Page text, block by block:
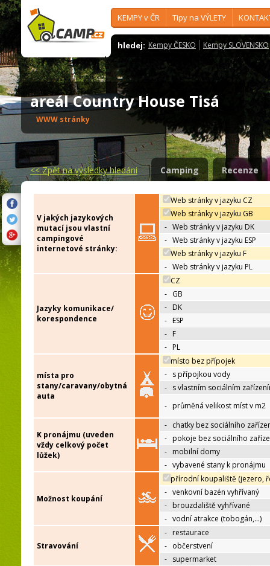
KEMPY v ČR Tipy na VÝLETY
hledej: Kempy ČESKO Kempy SLOVENSKO
areál Country House Tisá
WWW stránky
<<Zpět na výsledky hledání Camping Recenze
V jakých jazykových
mutací jsou vlastní
campingové
internetové stránky:
Web stránky v jazyku CZ
Web stránky v jazyku GB
- Web stránky v jazyku DK
- Web stránky v jazyku ESP
Web stránky v jazyku F
- Web stránky v jazyku PL
Jazyky komunikace/
korespondence
CZ
- GB
- DK
- ESP
- F
- PL
místa pro
stany/caravany/obytná
auta
místo bez přípojek
- s přípojkou vody
- s vlastním sociálním
- průměná velikost míst v m2
K pronájmu (uveden
vždy celkový počet
lůžek)
- chatky bez sociálního
- pokoje bez sociálního
- mobilní domy
- vybavené stany k pronájmu
Možnost koupání
přírodní koupaliště (jezero,
- venkovní bazén vyhřívaný
- brouzdaliště vyhřívané
- vodní atrakce (tobogán,…)
Stravování
- restaurace
- občerstvení
- supermarket